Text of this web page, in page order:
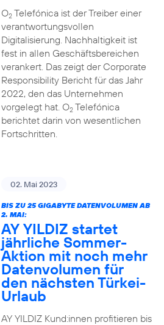
O2Telefónica ist der Treiber einer
verantwortungsvollen
Digitalisierung. Nachhaltigkeit ist
fest in allen Geschäftsbereichen
verankert. Das zeigt der Corporate
Responsibility Bericht für das Jahr
2022, den das Unternehmen
vorgelegt hat. O2Telefónica
berichtet darin von wesentlichen
Fortschritten.
02. Mai 2023
BIS ZU 25 GIGABYTE DATENVOLUMEN AB
2. MAI:
AY YILDIZ startet
jährliche Sommer-
Aktion mit noch mehr
Datenvolumen für
den nächsten Türkei-
Urlaub
AY YILDIZ Kund:innen profitieren bis